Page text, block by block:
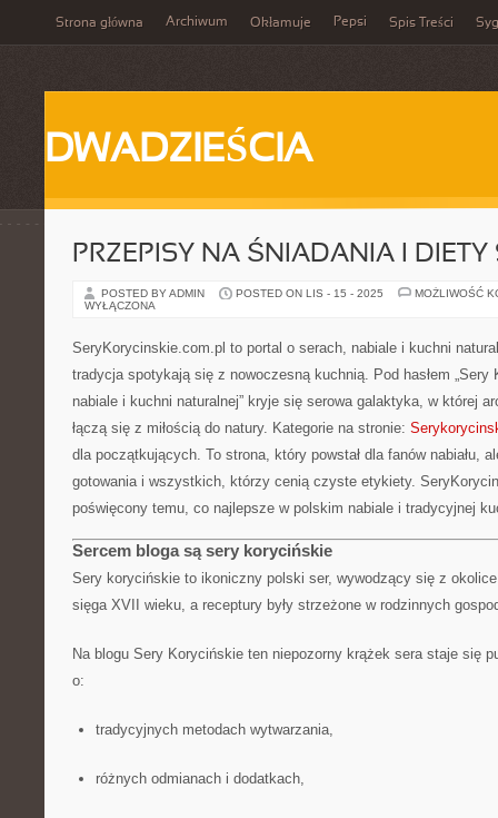
Strona główna Archiwum Okłamuje Pepsi Spis Treści
DWADZIEŚCIA
PRZEPISY NA ŚNIADANIA I DIETY
POSTED BY ADMIN POSTED ON LIS - 15 - 2025
MOŻLIWOŚĆ
WYŁĄCZONA
SeryKorycinskie.com.pl to portal o serach, nabiale i kuchni
tradycja spotykają się z nowoczesną kuchnią. Pod hasłem
nabiale i kuchni naturalnej” kryje się serowa galaktyka, w której
łączą się z miłością do natury. Kategorie na stronie:
dla początkujących. To strona, który powstał dla fanów nabiału,
gotowania i wszystkich, którzy cenią czyste etykiety.
poświęcony temu, co najlepsze w polskim nabiale i tradycyjnej
Sercem bloga są sery korycińskie
Sery korycińskie to ikoniczny polski ser, wywodzący się z
sięga XVII wieku, a receptury były strzeżone w rodzinnych
Na blogu Sery Korycińskie ten niepozorny krążek sera staje się
o:
tradycyjnych metodach wytwarzania,
różnych odmianach i dodatkach,